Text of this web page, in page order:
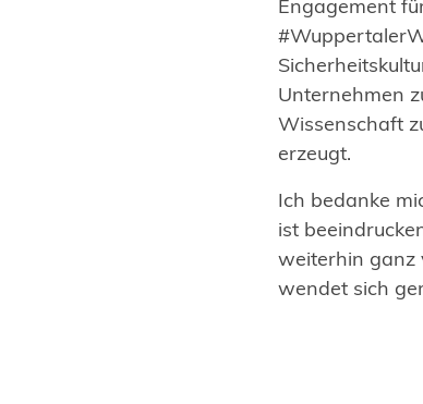
Engagement
Unternehmen
Wissenschaft
erzeugt.
Ich bedanke
ist
weiterhin ganz
wendet sich